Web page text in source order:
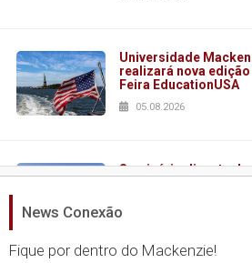
Universidade
realizará nova edição
Feira EducationUSA
05.08.2026
Seminário discute
residenciais
News Conexão
Fique por dentro do Mackenzie!